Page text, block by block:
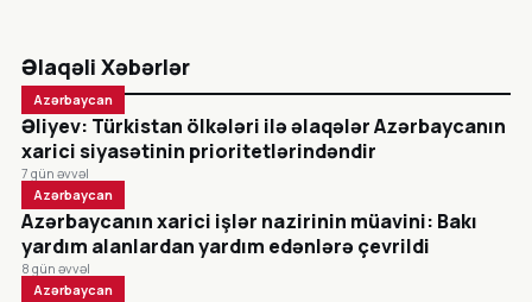
Əlaqəli Xəbərlər
Azərbaycan
Əliyev: Türkistan ölkələri ilə əlaqələr Azərbaycanın
xarici siyasətinin prioritetlərindəndir
7 gün əvvəl
Azərbaycan
Azərbaycanın xarici işlər nazirinin müavini: Bakı
yardım alanlardan yardım edənlərə çevrildi
8 gün əvvəl
Azərbaycan